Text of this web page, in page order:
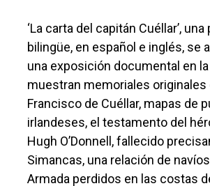
‘La carta del capitán Cuéllar’,
bilingüe, en español e inglés, se
una exposición documental en
muestran memoriales originales
Francisco de Cuéllar, mapas de
irlandeses, el testamento del
Hugh O’Donnell, fallecido
Simancas, una relación de
Armada perdidos en las costas